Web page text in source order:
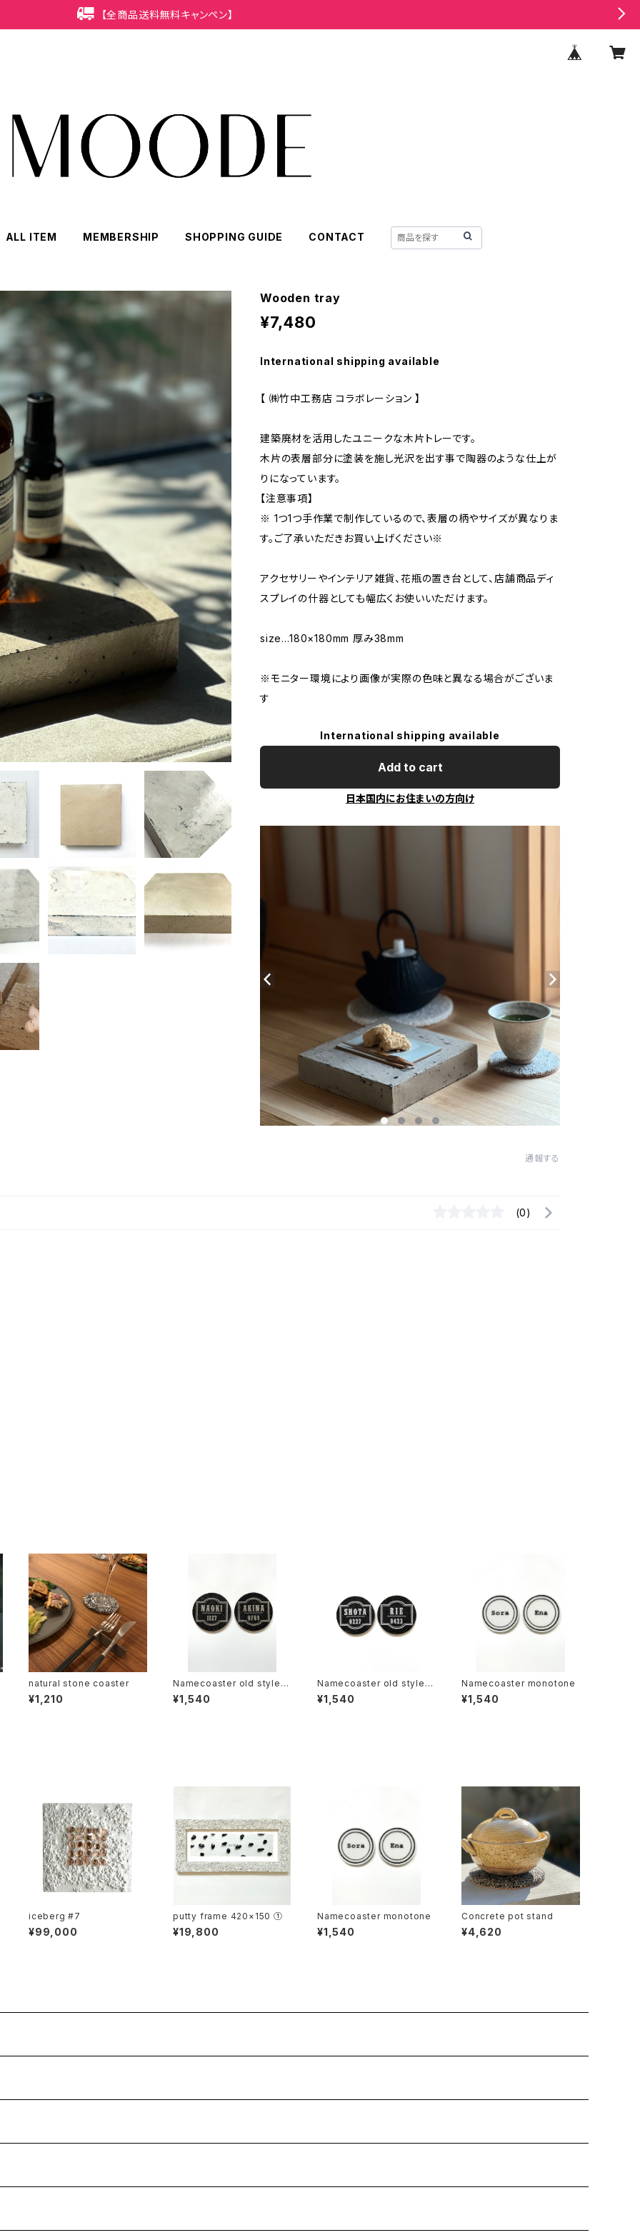
【全商品送料無料キャンペン】
ALL ITEM MEMBERSHIP SHOPPING GUIDE CONTACT
Wooden tray
¥7,480
International shipping available
【 ㈱竹中工務店 コラボレーション 】
建築廃材を活用したユニークな木片トレーです。
木片の表層部分に塗装を施し光沢を出す事で陶器のような仕上が
りになっています。
【注意事項】
※ 1つ1つ手作業で制作しているので、表層の柄やサイズが異なりま
す。ご了承いただきお買い上げください※
アクセサリーやインテリア雑貨、花瓶の置き台として、店舗商品ディ
スプレイの什器としても幅広くお使いいただけます。
size…180×180mm 厚み38mm
※モニター環境により画像が実際の色味と異なる場合がございま
す
International shipping available
Add to cart
日本国内にお住まいの方向け
通報する
(0)
natural stone coaster
¥1,210
Namecoaster old style b
lack×gold
¥1,540
Namecoaster old style b
lack×white
¥1,540
Namecoaster monotone
¥1,540
iceberg #7
¥99,000
putty frame 420×150 ①
¥19,800
Namecoaster monotone
¥1,540
Concrete pot stand
¥4,620